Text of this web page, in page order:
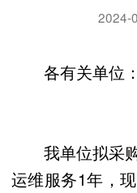
2024-
各有关单位：
我单位拟采购
运维服务1年，